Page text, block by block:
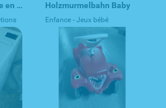
Ancienne bouilloire en cuivre (sans couvercle) – Poignée cér Holzmurmelbahn Baby
Enfance - Jeux bébé